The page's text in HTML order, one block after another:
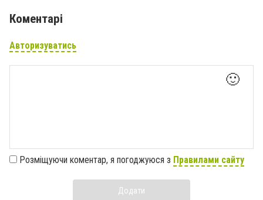
Коментарі
Авторизуватись
🙂
Розміщуючи коментар, я погоджуюся з Правилами сайту
Додати